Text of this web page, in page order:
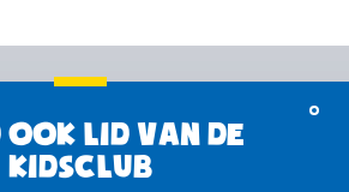
ook lid van de
KidsClub